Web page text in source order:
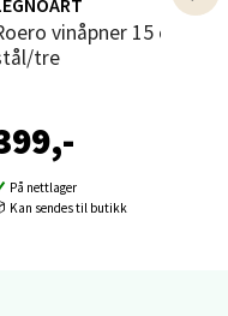
15 cm
tre
På nettlager
Kan sendes til butikk